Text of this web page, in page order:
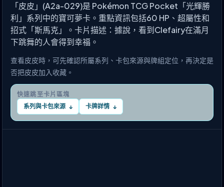
「皮皮」(A2a-029)是 Pokémon TCG Pocket「光輝勝
利」系列中的寶可夢卡。重點資訊包括60 HP、超屬性和
招式「斯馬克」。卡片描述：據說，看到Clefairy在滿月
下跳舞的人會得到幸福。
查看皮皮時，可先確認所屬系列、卡包來源與牌組定位，再決定是
否把皮皮加入收藏。
快速跳至卡片區塊
系列與卡包來源 ↓ 卡牌詳情 ↓